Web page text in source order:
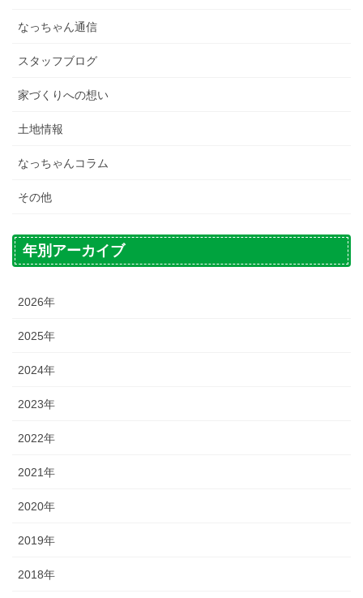
なっちゃん通信
スタッフブログ
家づくりへの想い
土地情報
なっちゃんコラム
その他
年別アーカイブ
2026年
2025年
2024年
2023年
2022年
2021年
2020年
2019年
2018年